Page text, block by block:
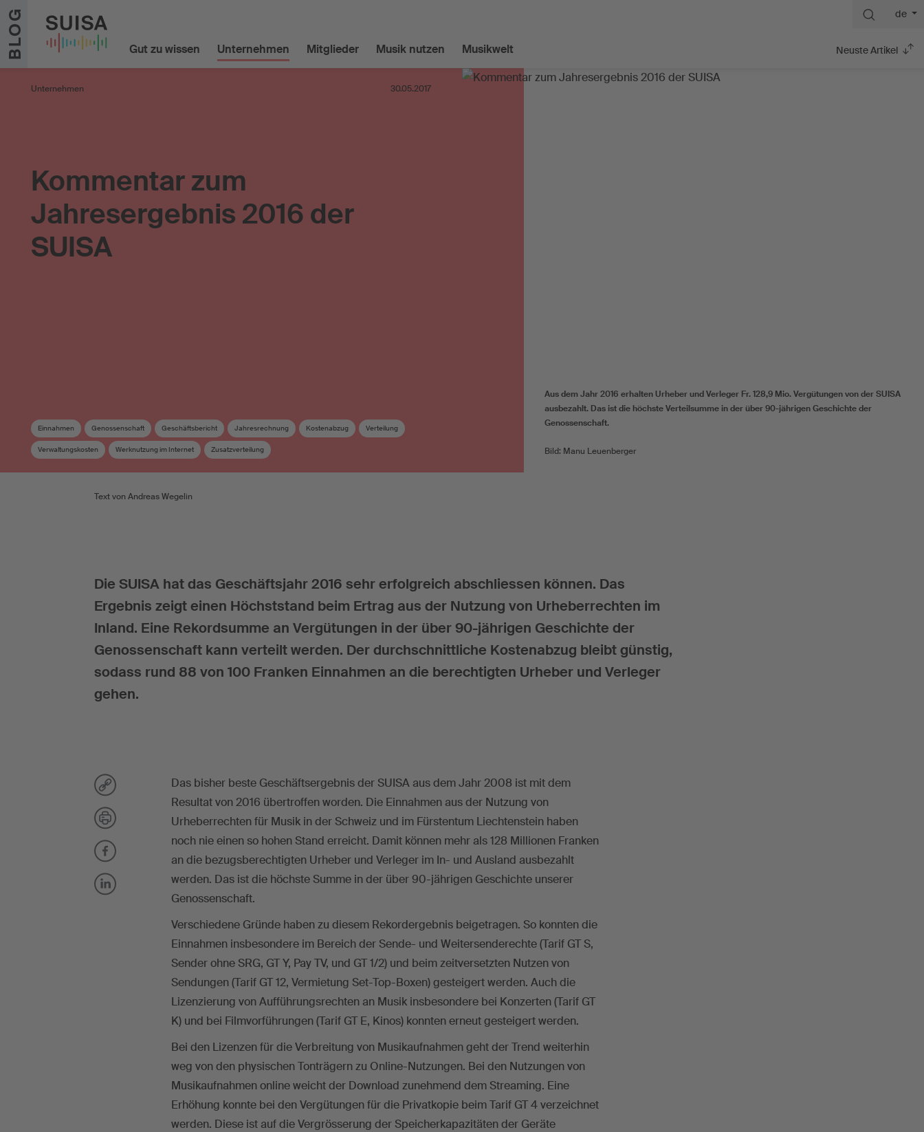
Zum Inhalt springen
BLOG Gut zu wissen Unternehmen Mitglieder Musik nutzen Musikwelt
de
Neuste Artikel
Unternehmen 30.05.2017
Kommentar zum
Jahresergebnis 2016 der
SUISA
Einnahmen Genossenschaft Geschäftsbericht Jahresrechnung Kostenabzug Verteilung
Verwaltungskosten Werknutzung im Internet Zusatzverteilung
Aus dem Jahr 2016 erhalten Urheber und Verleger Fr. 128,9 Mio. Vergütungen von der SUISA
ausbezahlt. Das ist die höchste Verteilsumme in der über 90-jährigen Geschichte der
Genossenschaft.
Bild: Manu Leuenberger
Text von Andreas Wegelin
Die SUISA hat das Geschäftsjahr 2016 sehr erfolgreich abschliessen können. Das
Ergebnis zeigt einen Höchststand beim Ertrag aus der Nutzung von Urheberrechten im
Inland. Eine Rekordsumme an Vergütungen in der über 90-jährigen Geschichte der
Genossenschaft kann verteilt werden. Der durchschnittliche Kostenabzug bleibt günstig,
sodass rund 88 von 100 Franken Einnahmen an die berechtigten Urheber und Verleger
gehen.
Das bisher beste Geschäftsergebnis der SUISA aus dem Jahr 2008 ist mit dem
Resultat von 2016 übertroffen worden. Die Einnahmen aus der Nutzung von
Urheberrechten für Musik in der Schweiz und im Fürstentum Liechtenstein haben
noch nie einen so hohen Stand erreicht. Damit können mehr als 128 Millionen Franken
an die bezugsberechtigten Urheber und Verleger im In- und Ausland ausbezahlt
werden. Das ist die höchste Summe in der über 90-jährigen Geschichte unserer
Genossenschaft.
Verschiedene Gründe haben zu diesem Rekordergebnis beigetragen. So konnten die
Einnahmen insbesondere im Bereich der Sende- und Weitersenderechte (Tarif GT S,
Sender ohne SRG, GT Y, Pay TV, und GT 1/2) und beim zeitversetzten Nutzen von
Sendungen (Tarif GT 12, Vermietung Set-Top-Boxen) gesteigert werden. Auch die
Lizenzierung von Aufführungsrechten an Musik insbesondere bei Konzerten (Tarif GT
K) und bei Filmvorführungen (Tarif GT E, Kinos) konnten erneut gesteigert werden.
Bei den Lizenzen für die Verbreitung von Musikaufnahmen geht der Trend weiterhin
weg von den physischen Tonträgern zu Online-Nutzungen. Bei den Nutzungen von
Musikaufnahmen online weicht der Download zunehmend dem Streaming. Eine
Erhöhung konnte bei den Vergütungen für die Privatkopie beim Tarif GT 4 verzeichnet
werden. Diese ist auf die Vergrösserung der Speicherkapazitäten der Geräte